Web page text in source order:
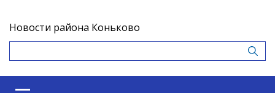
Новости района Коньково